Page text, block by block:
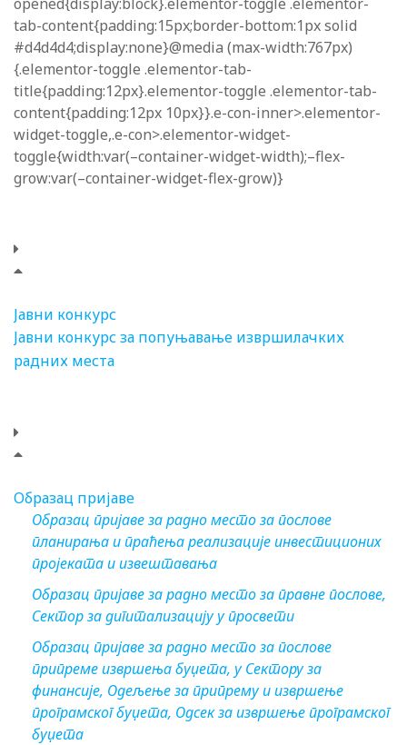
tab-content{padding:15px;border-bottom:1px solid
#d4d4d4;display:none}@media (max-width:767px)
{.elementor-toggle .elementor-tab-
title{padding:12px}.elementor-toggle .elementor-tab-
content{padding:12px 10px}}.e-con-inner>.elementor-
widget-toggle,.e-con>.elementor-widget-
toggle{width:var(–container-widget-width);–flex-
grow:var(–container-widget-flex-grow)}
Јавни конкурс
Јавни конкурс за попуњавање извршилачких
радних места
Образац пријаве
Образац пријаве за радно место за послове
планирања и праћења реализације инвестиционих
пројеката и извештавања
Образац пријаве за радно место за правне послове,
Сектор за дигитализацију у просвети
Образац пријаве за радно место за послове
припреме извршења буџета, у Сектору за
финансије, Одељење за припрему и извршење
програмског буџета, Одсек за извршење програмског
буџета